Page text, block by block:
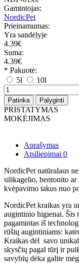
Gamintojas:
NordicPet
Prieinamumas:
Yra sandėlyje
4.39€
Suma:
4.39€
* Pakuotė:
5l
10l
Patinka
Palyginti
PRISTATYMAS
MOKĖJIMAS
Aprašymas
Atsiliepimai 0
NordicPet natūralaus
silikagelio, bentonito ar
kvėpavimo takus nuo
NordicPet kraikas yra
augintinio higienai. Šis
pagamintas iš
rūšių augintiniams:
Kraikas dėl savo
skysčių pagal tūrį ir
savybių dėka galite